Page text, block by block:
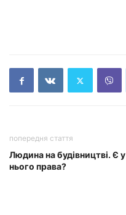
попередня стаття
Людина на будівництві. Є у
нього права?